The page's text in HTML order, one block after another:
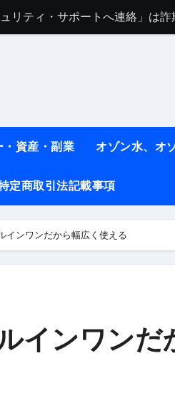
リティ・サポートへ連絡」は詐
朝に食べるだけで痩せ体質にな
コレ！ #医療ダイエット
#shots
物7選 #ダイエット
後のダイエット、食事はこれか
しで2ヶ月で10kg減量した、
・記憶・名言・人生哲学から読
定は危険？情報収集との関係と
・資産・副業 オゾン水、オ
定商取引法記載事項
インワンだから幅広く使える
インワンだ